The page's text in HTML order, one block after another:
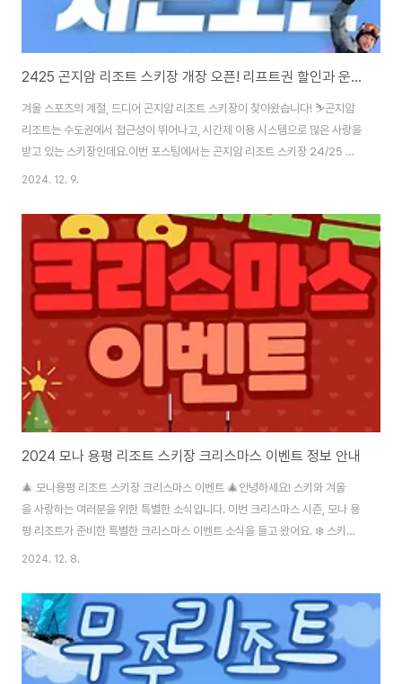
2425 곤지암 리조트 스키장 개장 오픈! 리프트권 할인과 운영 시간 정보 총정리
겨울 스포츠의 계절, 드디어 곤지암 리조트 스키장이 찾아왔습니다! ⛷️곤지암
리조트는 수도권에서 접근성이 뛰어나고, 시간제 이용 시스템으로 많은 사랑을
받고 있는 스키장인데요.이번 포스팅에서는 곤지암 리조트 스키장 24/25 시
즌 가오픈 및 정식 오픈 일정, 시즌권 정보, 시즌락커 이용 안내 등을 한눈에 정
즌 스키장 초보자를 위한 준비물 꿀팁 완벽 정리겨울이 되면 스키와 스노보드
가 겨울 스포츠의 꽃으로 자리 잡는 계절이죠. 하지만 초보자에게 스키장은 설
레는 만큼 어려운 곳이기도 합니다. 슬로프에서 넘어지지 않을까, 준비물을 빠
뜨리지simplyinsights.kr1. 곤지암 리조트 스키장 가오픈 및 정식 오픈 일정
2024. 12. 9.
2024 모나 용평 리조트 스키장 크리스마스 이벤트 정보 안내
🎄 모나용평 리조트 스키장 크리스마스 이벤트 🎄안녕하세요! 스키와 겨울
을 사랑하는 여러분을 위한 특별한 소식입니다. 이번 크리스마스 시즌, 모나 용
평 리조트가 준비한 특별한 크리스마스 이벤트 소식을 들고 왔어요. ❄️ 스키
와 보드로 겨울 스포츠를 만끽한 뒤, 따뜻한 크리스마스 파티로 하루를 마무리
2425 시즌 개장! 리프트권 할인과 운영 시간 정보 총정리드디어 2425 시즌,
용평리조트의 개장이 하루 앞으로 다가왔습니다! 이번 시즌에는 핑크 슬로프와
함께 더욱 다양한 이벤트와 할인 혜택을 만나볼 수 있습니다. 스키 시즌을 완벽
히 즐기기 위해simplyinsights.kr 🎉 모나 용평 크리스마스 이벤트 세부 내
2024. 12. 8.